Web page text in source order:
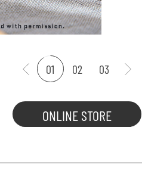
01 02 03
ONLINE STORE